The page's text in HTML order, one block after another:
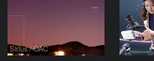
Sirius / OAC